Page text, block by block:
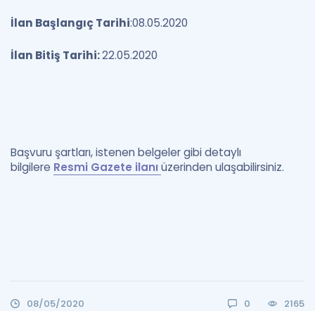
İlan Başlangıç Tarihi:08.05.2020
İlan Bitiş Tarihi:22.05.2020
Başvuru şartları, istenen belgeler gibi detaylı
bilgilere Resmi Gazete ilanıüzerinden ulaşabilirsiniz.
08/05/2020 0 2165